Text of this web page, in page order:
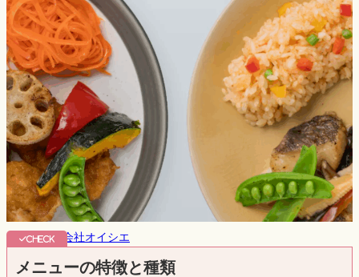
出典：株式会社オイシエ
メニューの特徴と種類